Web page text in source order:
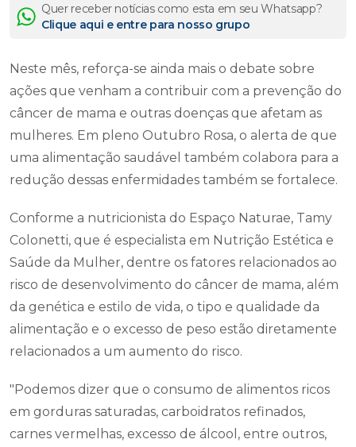
Quer receber notícias como esta em seu Whatsapp?
Clique aqui e entre para nosso grupo
Neste mês, reforça-se ainda mais o debate sobre
ações que venham a contribuir com a prevenção do
câncer de mama e outras doenças que afetam as
mulheres. Em pleno Outubro Rosa, o alerta de que
uma alimentação saudável também colabora para a
redução dessas enfermidades também se fortalece.
Conforme a nutricionista do Espaço Naturae, Tamy
Colonetti, que é especialista em Nutrição Estética e
Saúde da Mulher, dentre os fatores relacionados ao
risco de desenvolvimento do câncer de mama, além
da genética e estilo de vida, o tipo e qualidade da
alimentação e o excesso de peso estão diretamente
relacionados a um aumento do risco.
"Podemos dizer que o consumo de alimentos ricos
em gorduras saturadas, carboidratos refinados,
carnes vermelhas, excesso de álcool, entre outros,